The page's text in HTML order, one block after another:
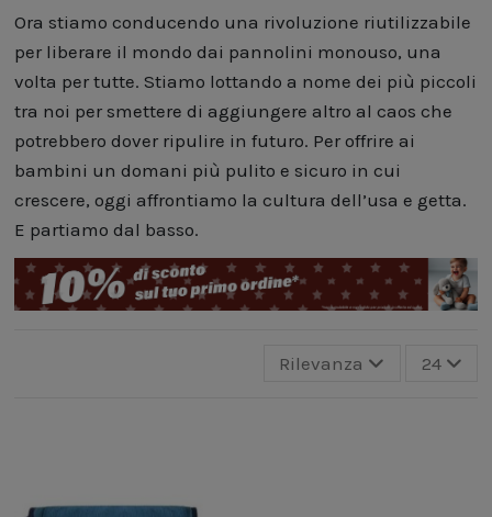
Ora stiamo conducendo una rivoluzione riutilizzabile
per liberare il mondo dai pannolini monouso, una
volta per tutte. Stiamo lottando a nome dei più piccoli
tra noi per smettere di aggiungere altro al caos che
potrebbero dover ripulire in futuro. Per offrire ai
bambini un domani più pulito e sicuro in cui
crescere, oggi affrontiamo la cultura dell’usa e getta.
E partiamo dal basso.
Rilevanza 24